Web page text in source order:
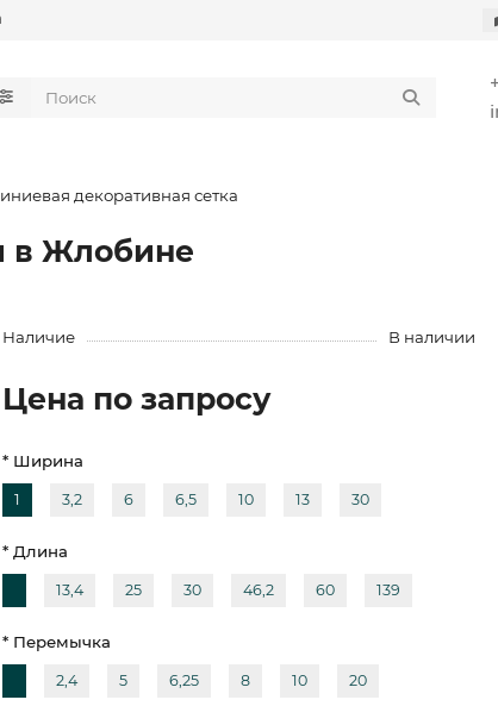
декоративная сетка
в Жлобине
Наличие В наличии
Цена по запросу
* Ширина
1 3,2 6 6,5 10 13 30
* Длина
13,4 25 30 46,2 60 139
* Перемычка
2,4 5 6,25 8 10 20